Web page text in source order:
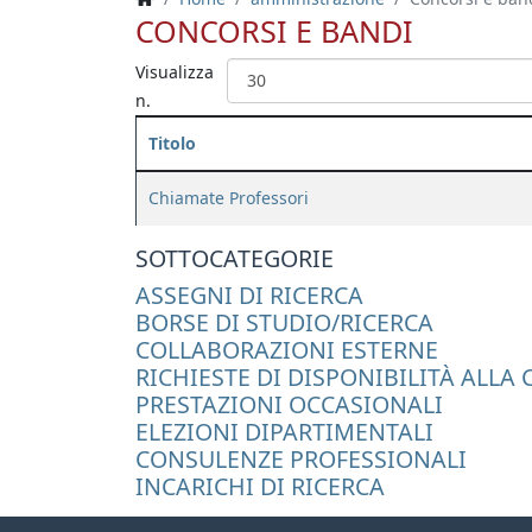
CONCORSI E BANDI
Visualizza
n.
Titolo
Chiamate Professori
SOTTOCATEGORIE
ASSEGNI DI RICERCA
BORSE DI STUDIO/RICERCA
COLLABORAZIONI ESTERNE
RICHIESTE DI DISPONIBILITÀ ALLA
PRESTAZIONI OCCASIONALI
ELEZIONI DIPARTIMENTALI
CONSULENZE PROFESSIONALI
INCARICHI DI RICERCA